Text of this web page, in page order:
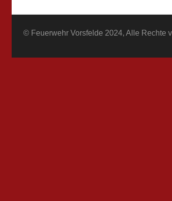
© Feuerwehr Vorsfelde 2024, Alle Rechte